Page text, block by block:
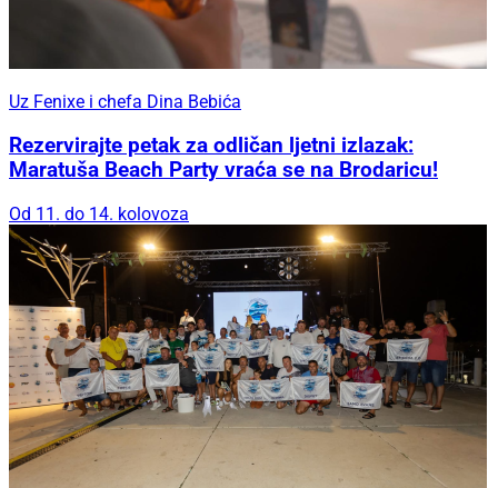
Uz Fenixe i chefa Dina Bebića
Rezervirajte petak za odličan ljetni izlazak:
Maratuša Beach Party vraća se na Brodaricu!
Od 11. do 14. kolovoza